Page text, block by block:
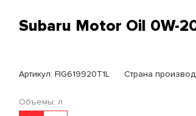
Subaru Motor Oil 0W-
Артикул: FIG619920T1L Страна
Объемы, л